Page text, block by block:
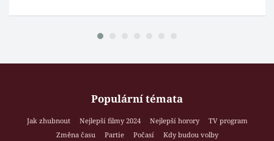
Populární témata
Jak zhubnout Nejlepší filmy 2024 Nejlepší horory
TV program
Změna času
Partie Počasí
Kdy budou volby